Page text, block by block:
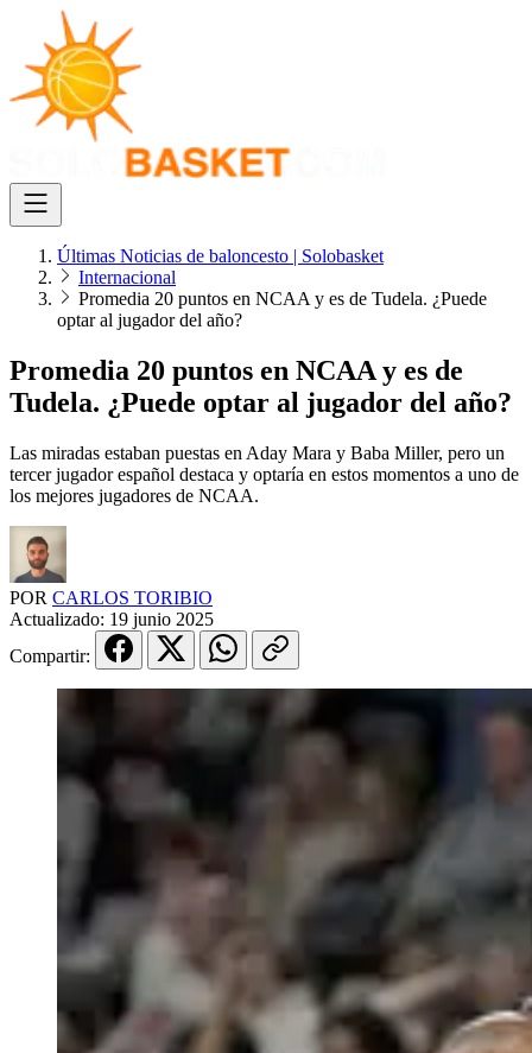
Últimas Noticias de baloncesto | Solobasket
Internacional
Promedia 20 puntos en NCAA y es de Tudela. ¿Puede
optar al jugador del año?
Promedia 20 puntos en NCAA y es de
Tudela. ¿Puede optar al jugador del año?
Las miradas estaban puestas en Aday Mara y Baba Miller, pero un
tercer jugador español destaca y optaría en estos momentos a uno de
los mejores jugadores de NCAA.
POR CARLOS TORIBIO
Actualizado: 19 junio 2025
Compartir: